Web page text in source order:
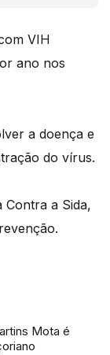
VIH
ano nos
a doença e
do vírus.
Contra a Sida,
Mota é